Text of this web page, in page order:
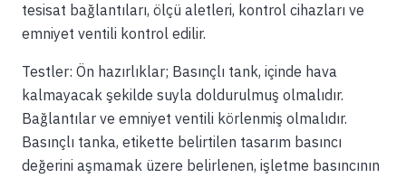
tesisat bağlantıları, ölçü aletleri, kontrol cihazları ve
emniyet ventili kontrol edilir.
Testler: Ön hazırlıklar; Basınçlı tank, içinde hava
kalmayacak şekilde suyla doldurulmuş olmalıdır.
Bağlantılar ve emniyet ventili körlenmiş olmalıdır.
Basınçlı tanka, etikette belirtilen tasarım basıncı
değerini aşmamak üzere belirlenen, işletme basıncının